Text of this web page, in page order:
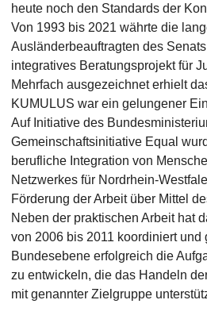
heute noch den Standards der
Von 1993 bis 2021 währte die
Ausländerbeauftragten des
integratives Beratungsprojekt für
Mehrfach ausgezeichnet erhielt
KUMULUS war ein gelungener
Auf Initiative des
Gemeinschaftsinitiative Equal
berufliche Integration von
Netzwerkes für Nordrhein-
Förderung der Arbeit über Mittel
Neben der praktischen Arbeit hat
von 2006 bis 2011 koordiniert
Bundesebene erfolgreich die
zu entwickeln, die das Handeln
mit genannter Zielgruppe